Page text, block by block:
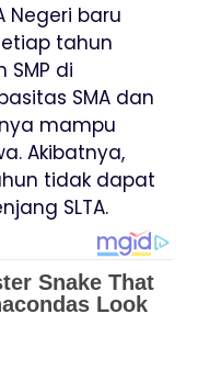
Negeri baru
tahun
di
SMA dan
mampu
Akibatnya,
tidak dapat
SLTA.